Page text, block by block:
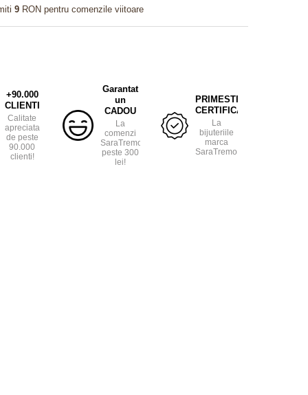
9 RON pentru comenzile viitoare
+90.000
CLIENTI
Calitate
apreciata
de peste
90.000
clienti!
Garantat
un
CADOU
La
comenzi
SaraTremo
peste 300
lei!
PRIMESTI
CERTIFICAT
La
bijuteriile
marca
SaraTremo.